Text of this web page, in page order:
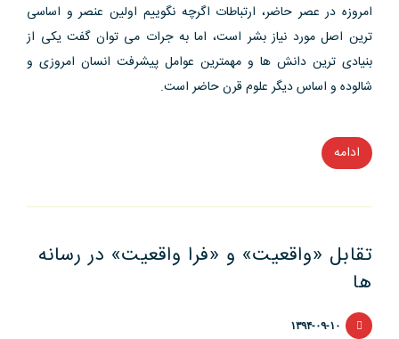
چیز
هست؟!”
امروزه در عصر حاضر، ارتباطات اگرچه نگوییم اولین عنصر و اساسی
ترین اصل مورد نیاز بشر است، اما به جرات می توان گفت یکی از
بنیادی ترین دانش ها و مهمترین عوامل پیشرفت انسان امروزی و
شالوده و اساس دیگر علوم قرن حاضر است.
ادامه “جایگاه
وظایف
عمومی
و
تقابل «واقعیت» و «فرا واقعیت» در رسانه
ها
۱۳۹۴-۰۹-۱۰